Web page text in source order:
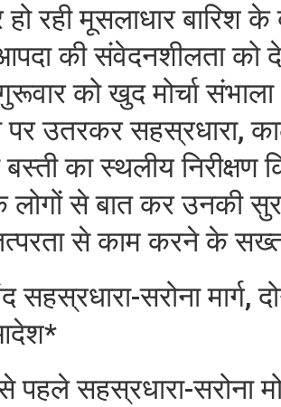
रही मूसलाधार बारिश के
की संवेदनशीलता को
को खुद मोर्चा
पर उतरकर सहस्रधारा,
का स्थलीय निरीक्षण
लोगों से बात कर उनकी
से काम करने के सख्त
सहस्रधारा-सरोना मार्ग,
पहले सहस्रधारा-सरोना